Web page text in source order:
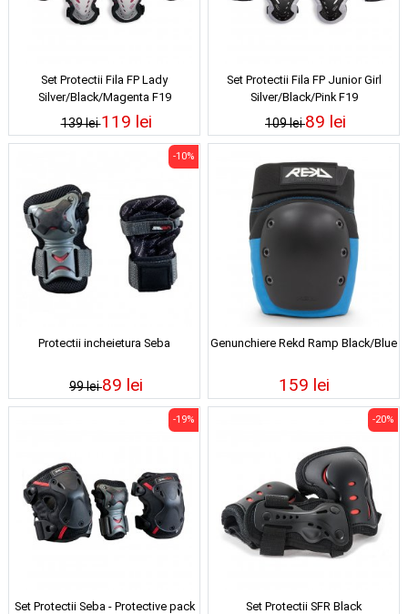
Set Protectii Fila FP Lady
Silver/Black/Magenta F19
139 lei119 lei
Set Protectii Fila FP Junior Girl
Silver/Black/Pink F19
109 lei89 lei
Protectii incheietura Seba
99 lei
-10%
89 lei
Genunchiere Rekd Ramp Black/Blue
159 lei
Set Protectii Seba - Protective pack
-19%
Set Protectii SFR Black
-20%